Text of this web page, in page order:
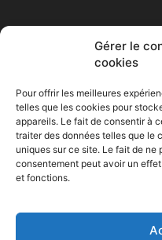
Gérer le
cookies
Pour offrir les meilleures
telles que les cookies pour
appareils. Le fait de consentir à
traiter des données telles que le
uniques sur ce site. Le fait de ne
consentement peut avoir un
et fonctions.
Accueil Economie
Maghreb